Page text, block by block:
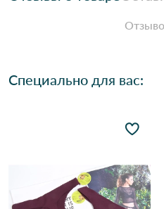
Специально для вас: